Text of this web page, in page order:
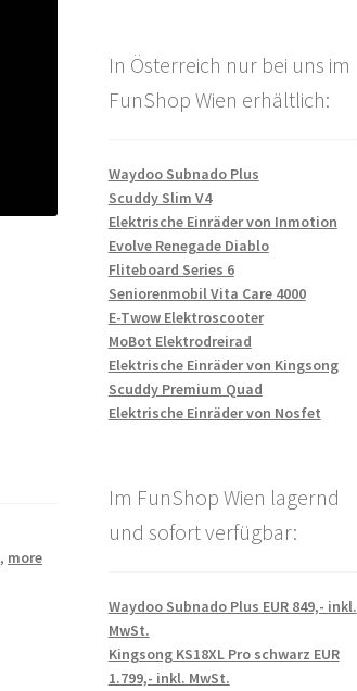
, more
In Österreich nur bei uns im
FunShop Wien erhältlich:
Waydoo Subnado Plus
Scuddy Slim V4
Elektrische Einräder von Inmotion
Evolve Renegade Diablo
Fliteboard Series 6
Seniorenmobil Vita Care 4000
E-Twow Elektroscooter
MoBot Elektrodreirad
Elektrische Einräder von Kingsong
Scuddy Premium Quad
Elektrische Einräder von Nosfet
Im FunShop Wien lagernd
und sofort verfügbar:
Waydoo Subnado Plus EUR 849,- inkl.
MwSt.
Kingsong KS18XL Pro schwarz EUR
1.799,- inkl. MwSt.